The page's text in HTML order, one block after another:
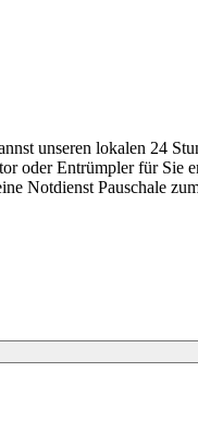
unseren lokalen 24
oder Entrümpler für Sie
Notdienst Pauschale